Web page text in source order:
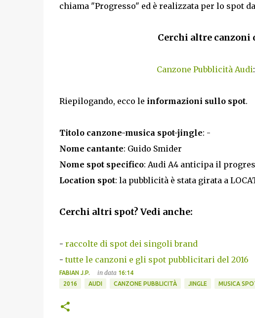
chiama "Progresso" ed è realizzata per lo spot da
Cerchi altre canzoni
Canzone Pubblicità Audi
Riepilogando, ecco le informazioni sullo spot.
Titolo canzone-musica spot-jingle: -
Nome cantante: Guido Smider
Nome spot specifico: Audi A4 anticipa il
Location spot: la pubblicità è stata girata a
Cerchi altri spot? Vedi anche:
- raccolte di spot dei singoli brand
-tutte le canzoni e gli spot pubblicitari del 2016
FABIAN J.P. in data 16:14
2016
AUDI CANZONE PUBBLICITÀ JINGLE MUSICA